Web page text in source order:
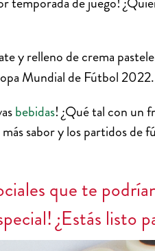
y relleno de crema
Mundial de Fútbol 2022.
bebidas! ¿Qué tal con un
sabor y los partidos de
que te
¿Estás listo